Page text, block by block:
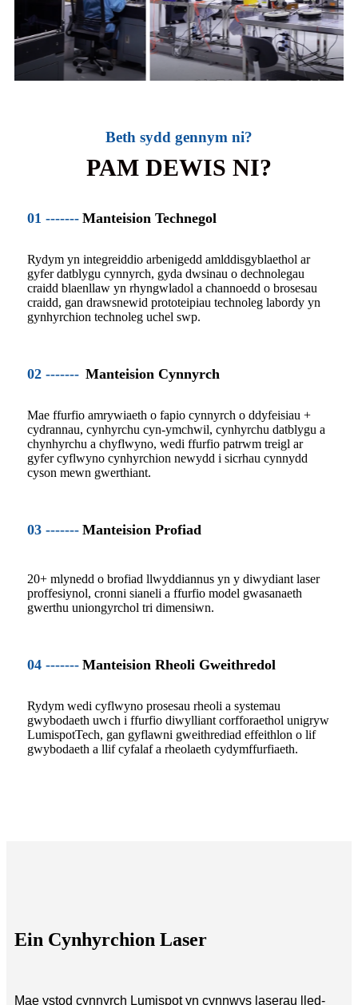
Beth sydd gennym ni?
PAM DEWIS NI?
01 ------- Manteision Technegol
Rydym yn integreiddio arbenigedd amlddisgyblaethol ar
gyfer datblygu cynnyrch, gyda dwsinau o dechnolegau
craidd blaenllaw yn rhyngwladol a channoedd o brosesau
craidd, gan drawsnewid prototeipiau technoleg labordy yn
gynhyrchion technoleg uchel swp.
02 ------- Manteision Cynnyrch
Mae ffurfio amrywiaeth o fapio cynnyrch o ddyfeisiau +
cydrannau, cynhyrchu cyn-ymchwil, cynhyrchu datblygu a
chynhyrchu a chyflwyno, wedi ffurfio patrwm treigl ar
gyfer cyflwyno cynhyrchion newydd i sicrhau cynnydd
cyson mewn gwerthiant.
03 ------- Manteision Profiad
20+ mlynedd o brofiad llwyddiannus yn y diwydiant laser
proffesiynol, cronni sianeli a ffurfio model gwasanaeth
gwerthu uniongyrchol tri dimensiwn.
04 ------- Manteision Rheoli Gweithredol
Rydym wedi cyflwyno prosesau rheoli a systemau
gwybodaeth uwch i ffurfio diwylliant corfforaethol unigryw
LumispotTech, gan gyflawni gweithrediad effeithlon o lif
gwybodaeth a llif cyfalaf a rheolaeth cydymffurfiaeth.
Ein Cynhyrchion Laser
Mae ystod cynnyrch Lumispot yn cynnwys laserau lled-